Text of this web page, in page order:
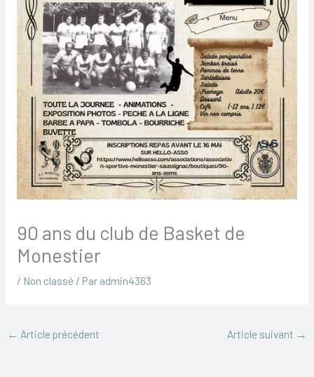
90 ans du club de Basket de
Monestier
/ Non classé/ Par admin4363
← Article précédent Article suivant →